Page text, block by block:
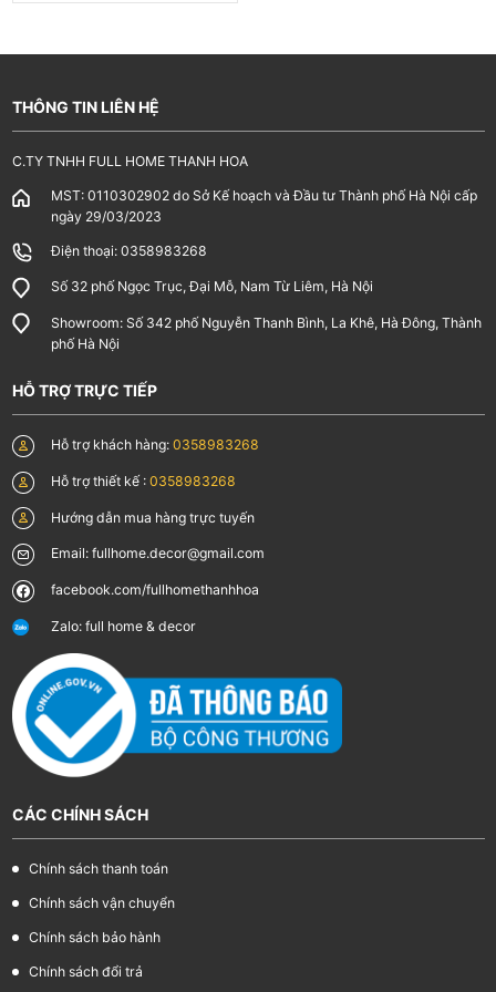
THÔNG TIN LIÊN HỆ
C.TY TNHH FULL HOME THANH HOA
MST: 0110302902 do Sở Kế hoạch và Đầu tư Thành phố Hà Nội cấp
ngày 29/03/2023
Điện thoại: 0358983268
Số 32 phố Ngọc Trục, Đại Mỗ, Nam Từ Liêm, Hà Nội
Showroom: Số 342 phố Nguyễn Thanh Bình, La Khê, Hà Đông, Thành
phố Hà Nội
HỖ TRỢ TRỰC TIẾP
Hỗ trợ khách hàng: 0358983268
Hỗ trợ thiết kế : 0358983268
Hướng dẫn mua hàng trực tuyến
Email: fullhome.decor@gmail.com
facebook.com/fullhomethanhhoa
Zalo: full home & decor
CÁC CHÍNH SÁCH
Chính sách thanh toán
Chính sách vận chuyển
Chính sách bảo hành
Chính sách đổi trả